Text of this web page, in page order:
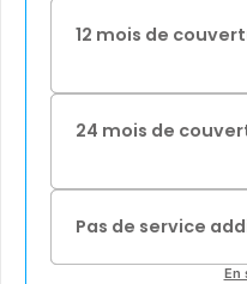
12 mois de
24 mois de
Pas de service
En